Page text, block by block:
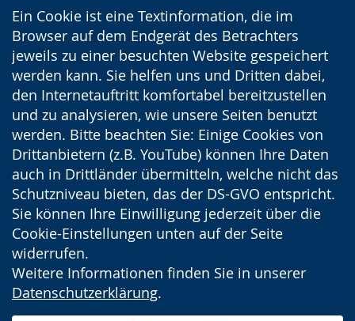
Ein Cookie ist eine Textinformation, die im
Browser auf dem Endgerät des Betrachters
jeweils zu einer besuchten Website gespeichert
werden kann. Sie helfen uns und Dritten dabei,
den Internetauftritt komfortabel bereitzustellen
und zu analysieren, wie unsere Seiten benutzt
werden. Bitte beachten Sie: Einige Cookies von
Drittanbietern (z.B. YouTube) können Ihre Daten
auch in Drittländer übermitteln, welche nicht das
Schutzniveau bieten, das der DS-GVO entspricht.
Sie können Ihre Einwilligung jederzeit über die
Cookie-Einstellungen unten auf der Seite
widerrufen.
Weitere Informationen finden Sie in unserer
Datenschutzerklärung.